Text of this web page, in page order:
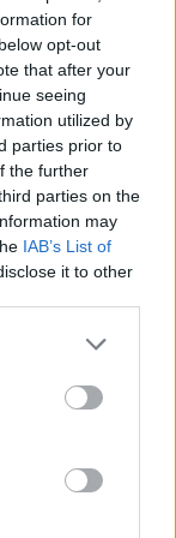
for
opt-out
that after your
seeing
utilized by
parties prior to
the further
parties on the
may
IAB’s List of
it to other
timmar sedan
eller
sedaniProjekt
ZL-1! 551 svar
sedani Projekt